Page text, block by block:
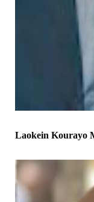
Laokein Kourayo